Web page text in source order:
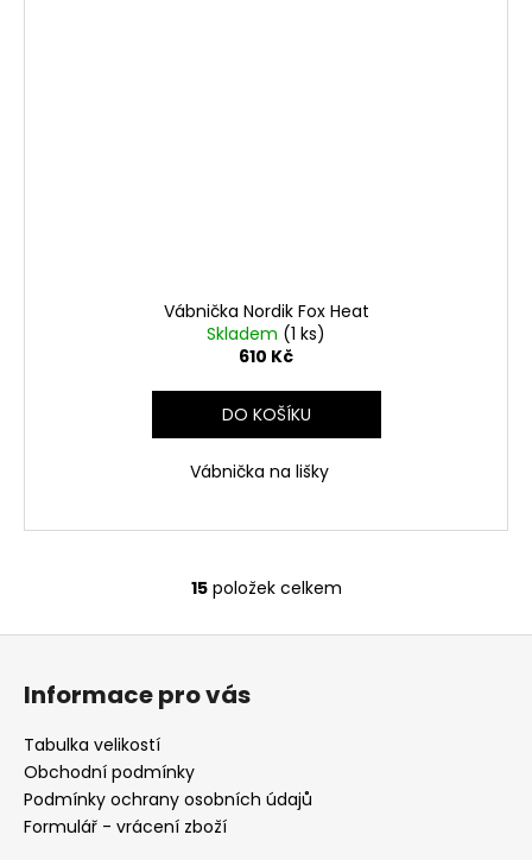
Vábnička Nordik Fox Heat
Skladem (1 ks)
610 Kč
DO KOŠÍKU
Vábnička na lišky
O
v
í
p
15položek celkem
Informace pro vás
Tabulka velikostí
Obchodní podmínky
Podmínky ochrany osobních údajů
Formulář - vrácení zboží